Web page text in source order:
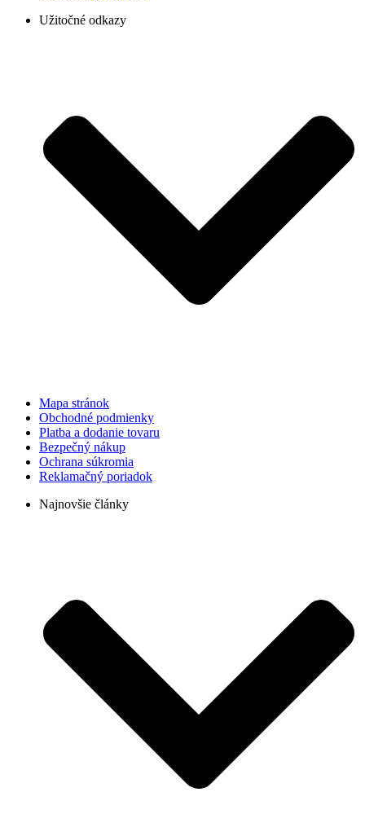
Užitočné odkazy
Mapa stránok
Obchodné podmienky
Platba a dodanie tovaru
Bezpečný nákup
Ochrana súkromia
Reklamačný poriadok
Najnovšie články